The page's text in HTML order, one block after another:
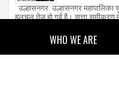
उल्हासनगर: उल्हासनगर
हलचल तेज हो गई है। सत्ता समीकरण
WHO WE ARE